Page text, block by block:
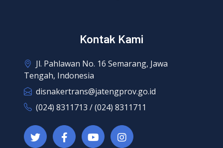
Kontak Kami
Jl. Pahlawan No. 16 Semarang, Jawa
Tengah, Indonesia
disnakertrans@jatengprov.go.id
(024) 8311713 / (024) 8311711